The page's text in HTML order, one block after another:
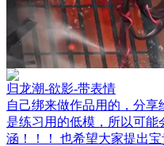
归龙潮-欲影-带表情
自己绑来做作品用的，分
是练习用的低模，所以可
涵！！！ 也希望大家提出